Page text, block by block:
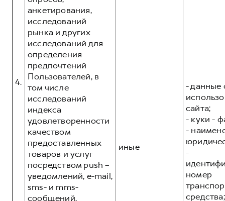
4.
анкетирования,
исследований
рынка и других
исследований для
определения
предпочтений
Пользователей, в
том числе
исследований
индекса
удовлетворенности
качеством
предоставленных
товаров и услуг
посредством push –
уведомлений, e-mail,
sms- и mms-
сообщений,
иные
- данные
сайта;
- куки -
-
-
номер
средства;